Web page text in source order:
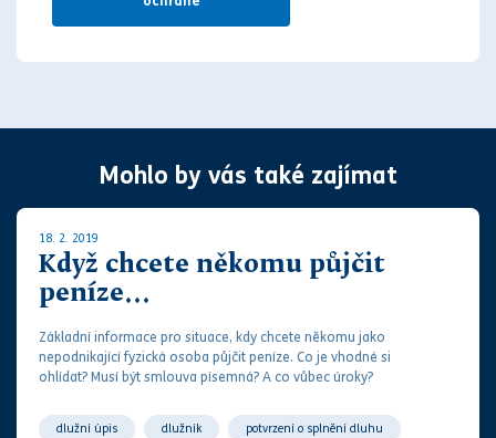
Mohlo by vás také zajímat
18. 2. 2019
Když chcete někomu půjčit
peníze...
Základní informace pro situace, kdy chcete někomu jako
nepodnikající fyzická osoba půjčit peníze. Co je vhodné si
ohlídat? Musí být smlouva písemná? A co vůbec úroky?
dlužní úpis dlužník potvrzení o splnění dluhu